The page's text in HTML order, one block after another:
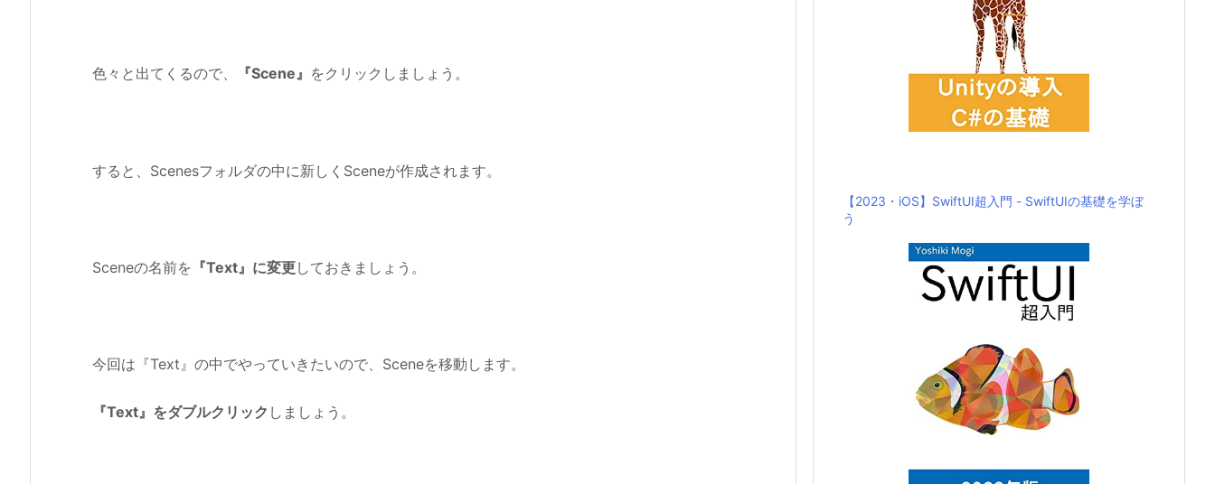
色々と出てくるので、 『Scene』 をクリックしましょう。
すると、Scenesフォルダの中に新しくSceneが作成されます。
Sceneの名前を 『Text』に変更しておきましょう。
今回は『Text』の中でやっていきたいので、Sceneを移動します。
『Text』をダブルクリック しましょう。
【2023・iOS】SwiftUI超入門 - SwiftUIの基礎を学ぼ
う